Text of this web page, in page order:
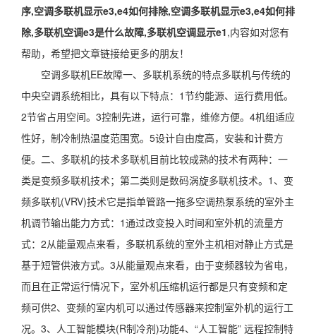
序,空调多联机显示e3,e4如何排除,空调多联机显示e3,e4如何排
除,多联机空调e3是什么故障,多联机空调显示e1,内容如对您有
帮助，希望把文章链接给更多的朋友！
空调多联机EE故障一、多联机系统的特点多联机与传统的
中央空调系统相比，具有以下特点：1节约能源、运行费用低。
2节省占用空间。3控制先进，运行可靠，维修方便。4机组适应
性好，制冷制热温度范围宽。5设计自由度高，安装和计费方
便。二、多联机的技术多联机目前比较成熟的技术有两种：一
类是变频多联机技术；第二类则是数码涡旋多联机技术。1、变
频多联机(VRV)技术它是指单管路一拖多空调热泵系统的室外主
机调节输出能力方式：1通过改变投入时间和室外机的流量方
式：2从能量观点来看，多联机系统的室外主机相对静止方式是
基于短管供液方式。3从能量观点来看，由于变频器较为省电，
而且在正常运行情况下，室外机压缩机运行都是只有变频和定
频可供2、变频的室内机可以通过传感器来控制室外机的运行工
况。3、人工智能模块(R制冷剂)功能4、“人工智能” 远程控制特